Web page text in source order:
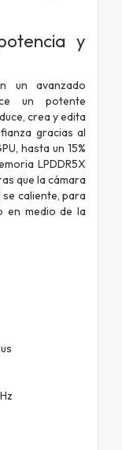
y
un avanzado
un potente
crea y edita
gracias al
hasta un 15%
LPDDR5X
que la cámara
caliente, para
en medio de la